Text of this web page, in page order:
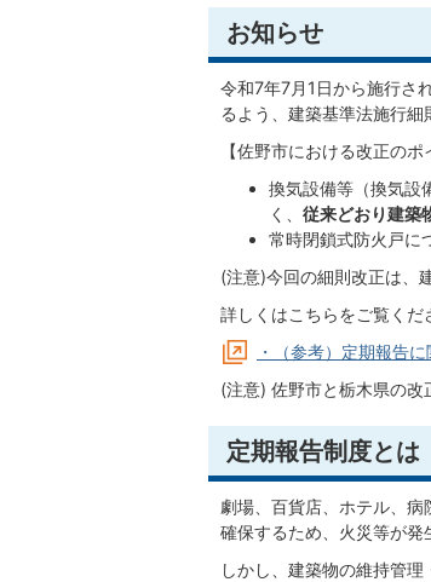
お知らせ
令和7年7月1日から施行さ
るよう、建築基準法施行細
【佐野市における改正のポ
換気設備等（換気設
く、従来どおり建築
常時閉鎖式防火戸に
(注意)今回の細則改正は、
詳しくはこちらをご覧くだ
・（参考）定期報告
(注意) 佐野市と栃木県の改
定期報告制度とは
劇場、百貨店、ホテル、
確保するため、火災等が発
しかし、建築物の維持管